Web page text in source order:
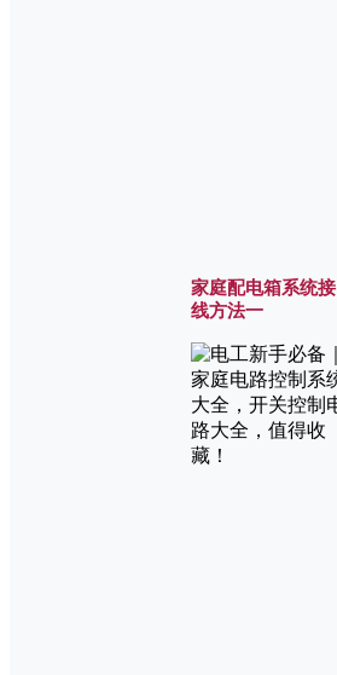
家庭配电箱系统接
线方法一